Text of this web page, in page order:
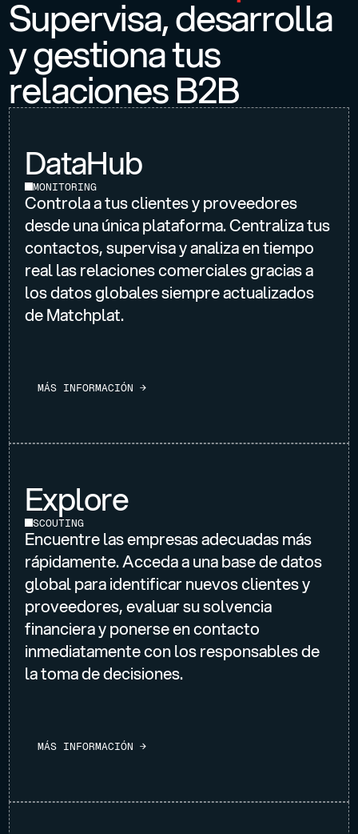
Supervisa, desarrolla
y gestiona tus
relaciones B2B
DataHub
MONITORING
Controla a tus clientes y proveedores
desde una única plataforma. Centraliza tus
contactos, supervisa y analiza en tiempo
real las relaciones comerciales gracias a
los datos globales siempre actualizados
de Matchplat.
MÁS INFORMACIÓN →
Explore
SCOUTING
Encuentre las empresas adecuadas más
rápidamente. Acceda a una base de datos
global para identificar nuevos clientes y
proveedores, evaluar su solvencia
financiera y ponerse en contacto
inmediatamente con los responsables de
la toma de decisiones.
MÁS INFORMACIÓN →